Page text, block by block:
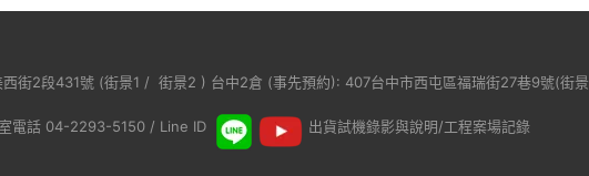
街2段431號 (街景1 / 街景2 ) 台中2倉 (事先預約): 407台中市西屯區福瑞街27巷9號(街景
電話 04-2293-5150 / Line ID 出貨試機錄影與說明/工程案場記錄